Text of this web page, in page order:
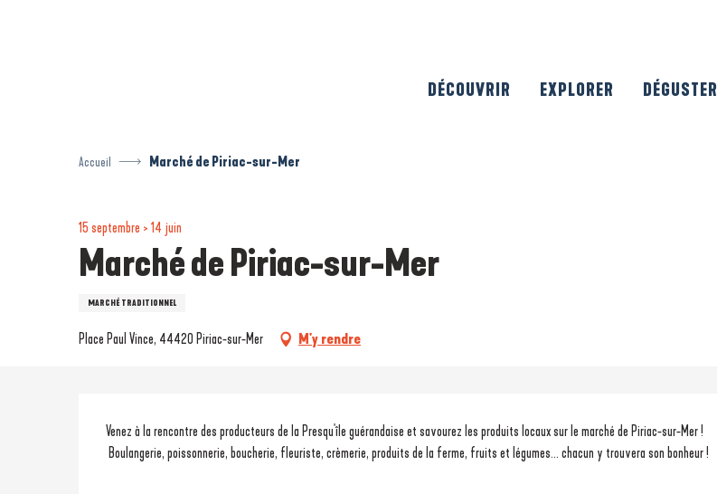
DÉCOUVRIR EXPLORER DÉGUSTER
Accueil Marché de Piriac-sur-Mer
15 septembre > 14 juin
Marché de Piriac-sur-Mer
MARCHÉ TRADITIONNEL
Place Paul Vince, 44420 Piriac-sur-Mer M'y rendre
Description
Venez à la rencontre des producteurs de la Presqu'île guérandaise et savourez les produits locaux sur le marché de Piriac-sur-Mer !
Boulangerie, poissonnerie, boucherie, fleuriste, crèmerie, produits de la ferme, fruits et légumes... chacun y trouvera son bonheur !